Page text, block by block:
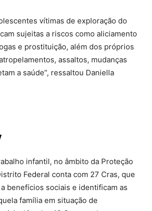
vítimas de exploração do
sujeitas a riscos como aliciamento
e prostituição, além dos próprios
assaltos, mudanças
a saúde”, ressaltou Daniella
infantil, no âmbito da Proteção
Federal conta com 27 Cras, que
benefícios sociais e identificam as
família em situação de